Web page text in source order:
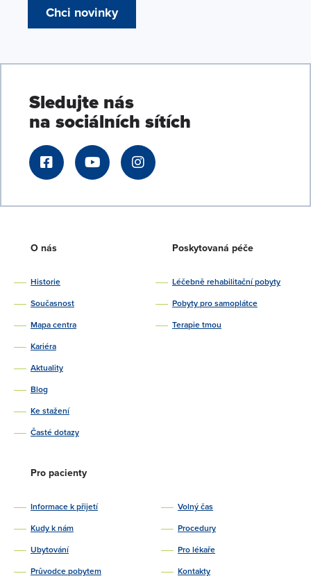
Chci novinky
Sledujte nás
na sociálních sítích
O nás
Historie
Současnost
Mapa centra
Kariéra
Aktuality
Blog
Ke stažení
Časté dotazy
Poskytovaná péče
Léčebně rehabilitační pobyty
Pobyty pro samoplátce
Terapie tmou
Pro pacienty
Informace k přijetí
Kudy k nám
Ubytování
Průvodce pobytem
Volný čas
Procedury
Pro lékaře
Kontakty